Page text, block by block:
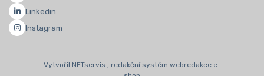
Linkedin
Instagram
Vytvořil NETservis , redakční systém webredakce e-